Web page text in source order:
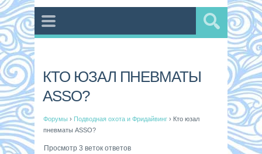
КТО ЮЗАЛ ПНЕВМАТЫ
ASSO?
Форумы › Подводная охота и Фридайвинг › Кто юзал
пневматы ASSO?
Просмотр 3 веток ответов